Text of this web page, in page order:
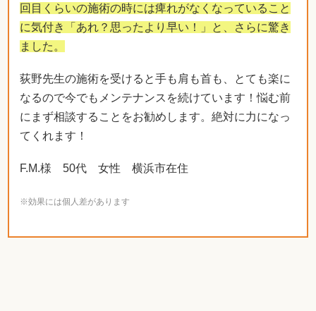
回目くらいの施術の時には痺れがなくなっていること
に気付き「あれ？思ったより早い！」と、さらに驚き
ました。
荻野先生の施術を受けると手も肩も首も、とても楽に
なるので今でもメンテナンスを続けています！悩む前
にまず相談することをお勧めします。絶対に力になっ
てくれます！
F.M.様 50代 女性 横浜市在住
※効果には個人差があります